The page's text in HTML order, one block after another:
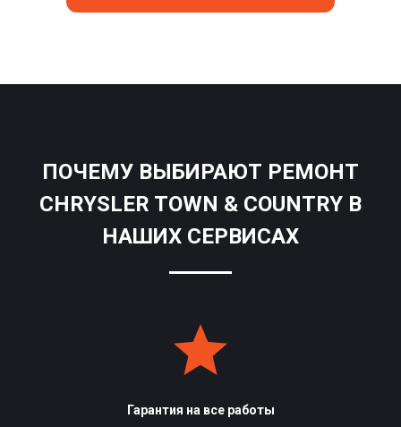
ПОЧЕМУ ВЫБИРАЮТ РЕМОНТ
CHRYSLER TOWN & COUNTRY В
НАШИХ СЕРВИСАХ
Гарантия на все работы